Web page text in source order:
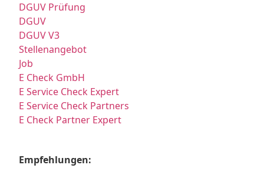
DGUV Prüfung
DGUV
DGUV V3
Stellenangebot
Job
E Check GmbH
E Service Check Expert
E Service Check Partners
E Check Partner Expert
Empfehlungen: